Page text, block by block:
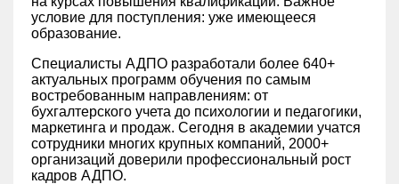
условие для поступления: уже имеющееся
образование.
Специалисты АДПО разработали более 640+
актуальных программ обучения по самым
востребованным направлениям: от
бухгалтерского учета до психологии и педагогики,
маркетинга и продаж. Сегодня в академии учатся
сотрудники многих крупных компаний, 2000+
организаций доверили профессиональный рост
кадров АДПО.